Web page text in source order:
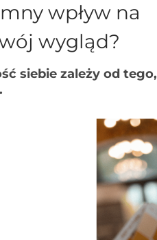
wpływ na
wygląd?
siebie zależy od tego,